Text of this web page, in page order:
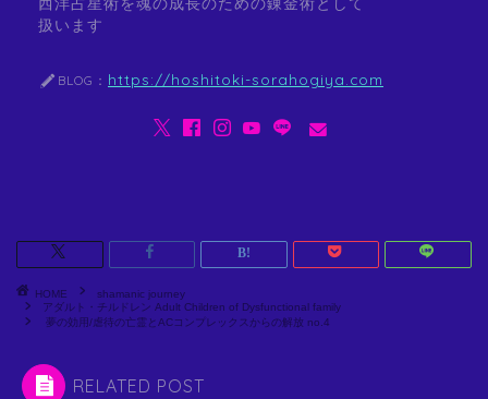
西洋占星術を魂の成長のための錬金術として
扱います
BLOG： https://hoshitoki-sorahogiya.com
HOME
shamanic journey
アダルト・チルドレン Adult Children of Dysfunctional family
夢の効用/虐待の亡霊とACコンプレックスからの解放 no.4
RELATED POST